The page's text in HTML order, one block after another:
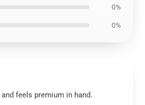
0%
0%
feels premium in hand.